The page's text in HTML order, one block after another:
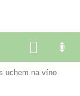
KOŠÍK
uchem na víno